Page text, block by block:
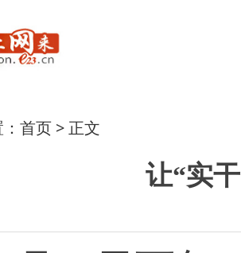
首页 > 正文
让“实